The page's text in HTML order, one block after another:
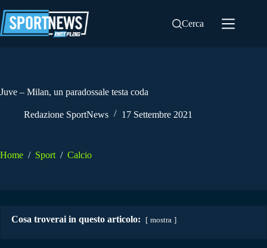
al
contenuto
Cerca
Juve – Milan, un paradossale testa coda
Redazione SportNews 17 Settembre 2021
Home / Sport / Calcio
Cosa troverai in questo articolo: mostra